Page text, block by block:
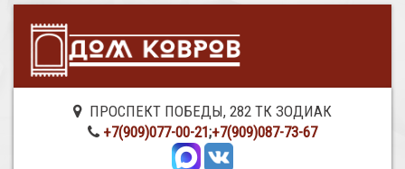
ПРОСПЕКТ ПОБЕДЫ, 282 ТК ЗОДИАК
+7(909)077-00-21;+7(909)087-73-67